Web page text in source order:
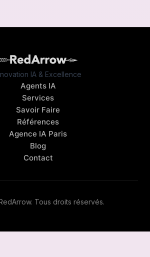
IA & Excellence
Agents IA
Services
Savoir Faire
Références
Agence IA Paris
Blog
Contact
Tous droits réservés.